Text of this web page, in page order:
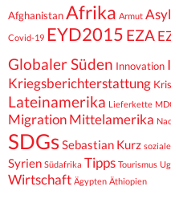
AfghanistanAfrika Armut Asyl
Covid-19 EYD2015 EZA
Globaler Süden Innovation
Kriegsberichterstattung
Lateinamerika Lieferkette
Migration Mittelamerika
SDGsSebastian Kurz
Syrien Südafrika Tipps Tourismus
Wirtschaft Ägypten Äthiopien